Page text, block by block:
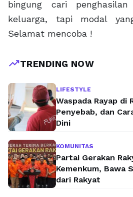
bingung cari
keluarga, tapi modal
Selamat mencoba !
trending_upTRENDING NOW
LIFESTYLE
Waspada Rayap di
Penyebab, dan
Dini
KOMUNITAS
Partai Gerakan
Kemenkum, Bawa
dari Rakyat